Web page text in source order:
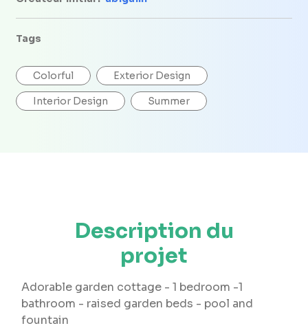
Tags
Colorful Exterior Design
Interior Design Summer
Description du
projet
Adorable garden cottage - 1 bedroom -1
bathroom - raised garden beds - pool and
fountain